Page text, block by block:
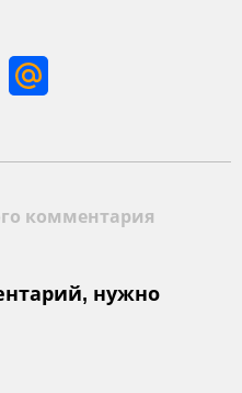
комментария
нужно